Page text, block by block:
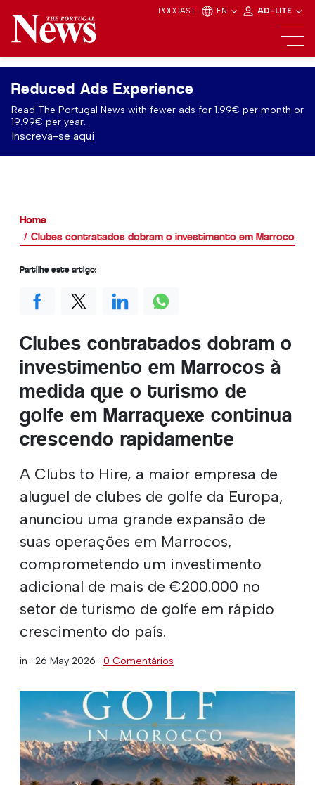
PODCAST EN AD-LITE
Reduced Ads Experience
Read The Portugal News with fewer ads for 1.99€ per month or
19.99€ per year.
Inscreva-se aqui
Home
Clubes contratados dobram o investimento em Marrocos à
Clubes contratados dobram o
investimento em Marrocos à
medida que o turismo de
golfe em Marraquexe continua
crescendo rapidamente
A Clubs to Hire, a maior empresa de
aluguel de clubes de golfe da Europa,
anunciou uma grande expansão de
suas operações em Marrocos,
comprometendo um investimento
adicional de mais de €200.000 no
setor de turismo de golfe em rápido
crescimento do país.
in · 26 May 2026 · 0 Comentários
Partilhe este artigo: